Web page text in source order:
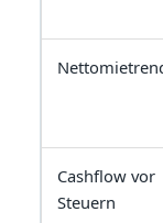
Cashflow vor
Steuern